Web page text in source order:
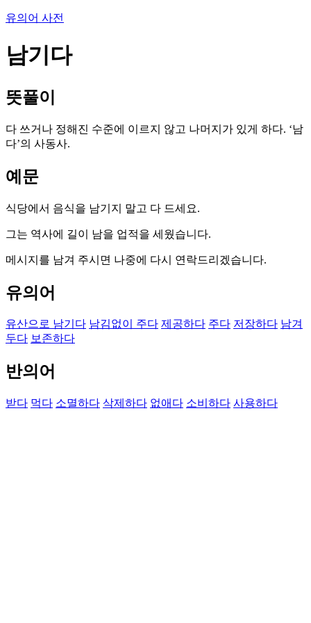
유의어 사전
남기다
뜻풀이
다 쓰거나 정해진 수준에 이르지 않고 나머지가 있게 하다. ‘남
다’의 사동사.
예문
식당에서 음식을 남기지 말고 다 드세요.
그는 역사에 길이 남을 업적을 세웠습니다.
메시지를 남겨 주시면 나중에 다시 연락드리겠습니다.
유의어
유산으로 남기다 남김없이 주다 제공하다 주다 저장하다 남겨
두다 보존하다
반의어
받다 먹다 소멸하다 삭제하다 없애다 소비하다 사용하다